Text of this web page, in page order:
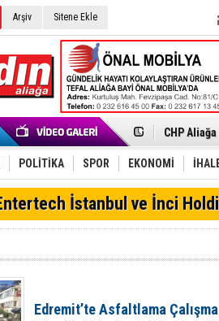
Arşiv Sitene Ekle
İzmir'in
Çağrısı
Onat
Menemen
Aliağa'da
Furkan
Chp
AK Parti
Alto,
Chp
POLİTİKA SPOR EKONOMİ
İstanbul ve İnci
Edremit’te Asfaltlama